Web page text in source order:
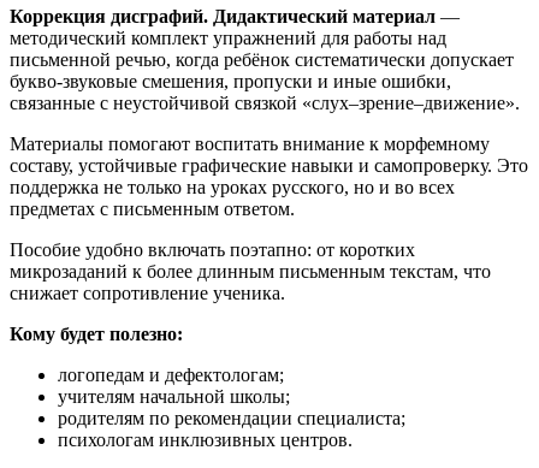
Коррекция дисграфий. Дидактический материал —
методический комплект упражнений для работы над
письменной речью, когда ребёнок систематически допускает
букво-звуковые смешения, пропуски и иные ошибки,
связанные с неустойчивой связкой «слух–зрение–движение».
Материалы помогают воспитать внимание к морфемному
составу, устойчивые графические навыки и самопроверку. Это
поддержка не только на уроках русского, но и во всех
предметах с письменным ответом.
Пособие удобно включать поэтапно: от коротких
микрозаданий к более длинным письменным текстам, что
снижает сопротивление ученика.
Кому будет полезно:
логопедам и дефектологам;
учителям начальной школы;
родителям по рекомендации специалиста;
психологам инклюзивных центров.